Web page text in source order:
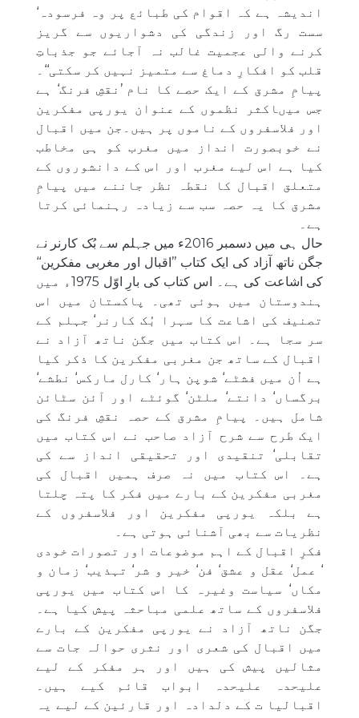
اندیشہ ہے کہ اقوام کی طبائع پر وہ فرسودہ‘
سست رگ اور زندگی کی دشواریوں سے گریز
کرنے والی عجمیت غالب نہ آجائے جو جذباتِ
قلب کو افکارِ دماغ سے متمیز نہیں کر سکتی‘‘۔
پیامِ مشرق کے ایک حصے کا نام ’نقشِ فرنگ‘ ہے
جس میںاکثر نظموں کے عنوان یورپی مفکرین
اور فلاسفروں کے ناموں پر ہیں۔جن میں اقبال
نے خوبصورت انداز میں مغرب کو ہی مخاطب
کیا ہے اس لیے مغرب اور اس کے دانشوروں کے
متعلق اقبال کا نقطہ نظر جاننے میں پیامِ
مشرق کا یہ حصہ سب سے زیادہ رہنمائی کرتا
ہے۔
حال ہی میں دسمبر 2016ء میں جہلم سے بُک کارنر نے
جگن ناتھ آزاد کی ایک کتاب ’’اقبال اور مغربی مفکرین‘‘
کی اشاعت کی ہے۔ اس کتاب کی بارِ اوّل 1975ء میں
ہندوستان میں ہوئی تھی۔ پاکستان میں اس
تصنیف کی اشاعت کا سہرا بُک کارنر‘ جہلم کے
سر سجا ہے۔ اس کتاب میں جگن ناتھ آزاد نے
اقبال کے ساتھ جن مغربی مفکرین کا ذکر کیا
ہے اُن میں فشٹے‘ شوپن ہار‘ کارل مارکس‘ نطشے‘
برگساں‘ دانتے‘ ملٹن‘ گوئٹے اور آئن سٹائن
شامل ہیں۔ پیامِ مشرق کے حصہ نقشِ فرنگ کی
ایک طرح سے شرح آزاد صاحب نے اس کتاب میں
تقابلی‘ تنقیدی اور تحقیقی انداز سے کی
ہے۔ اس کتاب میں نہ صرف ہمیں اقبال کی
مغربی مفکرین کے بارے میں فکر کا پتہ چلتا
ہے بلکہ یورپی مفکرین اور فلاسفروں کے
نظریات سے بھی آشنائی ہوتی ہے۔
فکرِ اقبال کے اہم موضوعات اور تصورات خودی
‘ عمل‘ عقل و عشق‘ فن‘ خیر و شر‘ تہذیب‘ زمان و
مکاں‘ سیاست وغیرہ کا اس کتاب میں یورپی
فلاسفروں کے ساتھ علمی مباحثہ پیش کیا ہے۔
جگن ناتھ آزاد نے یورپی مفکرین کے بارے
میں اقبال کی شعری اور نثری حوالہ جات سے
مثالیں پیش کی ہیں اور ہر مفکر کے لیے
علیحدہ علیحدہ ابواب قائم کیے ہیں۔
اقبالیا ت کے دلدادہ اور قارئین کے لیے یہ